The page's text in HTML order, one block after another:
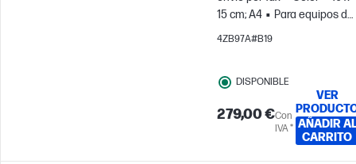
15 cm; A4
Para equipos de
hasta 5 usuarios; Imprime
4ZB97A#B19
DISPONIBLE
279,00 €Con
IVA *
VER
AÑADIR AL
CARRITO